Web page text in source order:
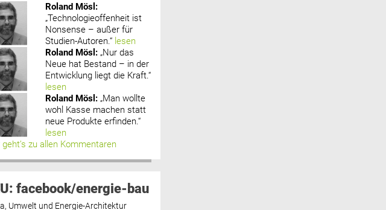
Roland Mösl :
„Technologieoffenheit ist
Nonsense – außer für
Studien-Autoren.“ lesen
Roland Mösl : „Nur das
Neue hat Bestand – in der
Entwicklung liegt die Kraft.“
lesen
Roland Mösl : „Man wollte
wohl Kasse machen statt
neue Produkte erfinden.“
lesen
geht’s zu allen Kommentaren
facebook/energie-bau
Umwelt und Energie-Architektur